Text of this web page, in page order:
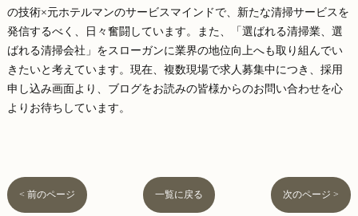
の技術×元ホテルマンのサービスマインドで、新たな清掃サービスを
発信するべく、日々奮闘しています。また、「選ばれる清掃業、選
ばれる清掃会社」をスローガンに業界の地位向上へも取り組んでい
きたいと考えています。現在、複数現場で求人募集中につき、採用
申し込み画面より、ブログをお読みの皆様からのお問い合わせを心
よりお待ちしています。
< 前のページ 一覧に戻る 次のページ >